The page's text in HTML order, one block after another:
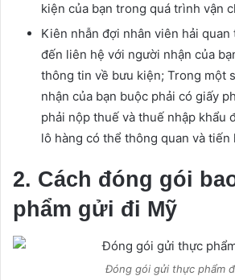
kiện của bạn trong quá trình vận
Kiên nhẫn đợi nhân viên hải
đến liên hệ với người nhận của
thông tin về bưu kiện; Trong một
nhận của bạn buộc phải có giấy
phải nộp thuế và thuế nhập khẩu
lô hàng có thể thông quan và tiến
2. Cách đóng gói
phẩm gửi đi Mỹ
Đóng gói gửi thực phẩm